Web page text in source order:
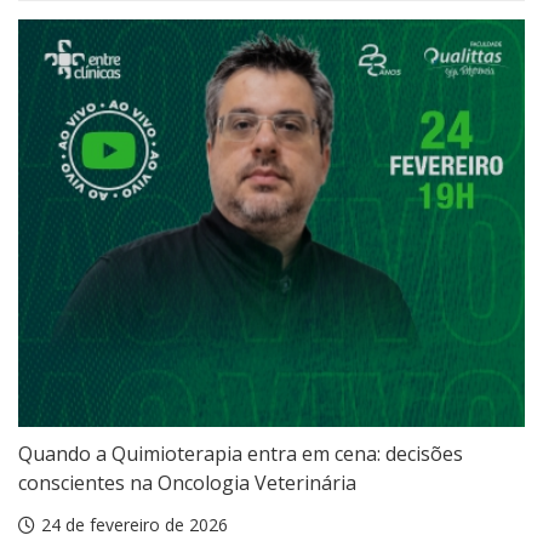
Quando a Quimioterapia entra em cena: decisões
conscientes na Oncologia Veterinária
24 de fevereiro de 2026